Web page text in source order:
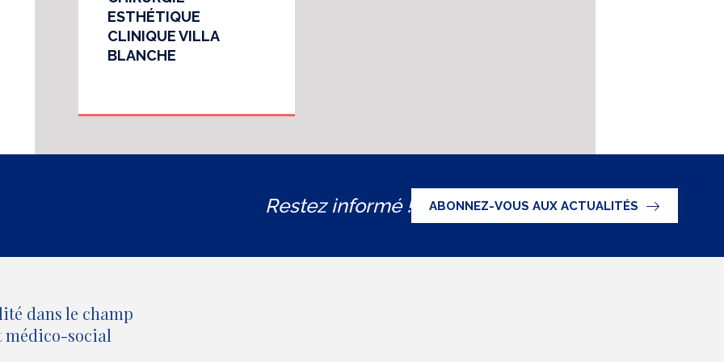
ESTHÉTIQUE
CLINIQUE VILLA
BLANCHE
Restez informé ! ABONNEZ-VOUS AUX ACTUALITÉS
dans le champ
médico-social